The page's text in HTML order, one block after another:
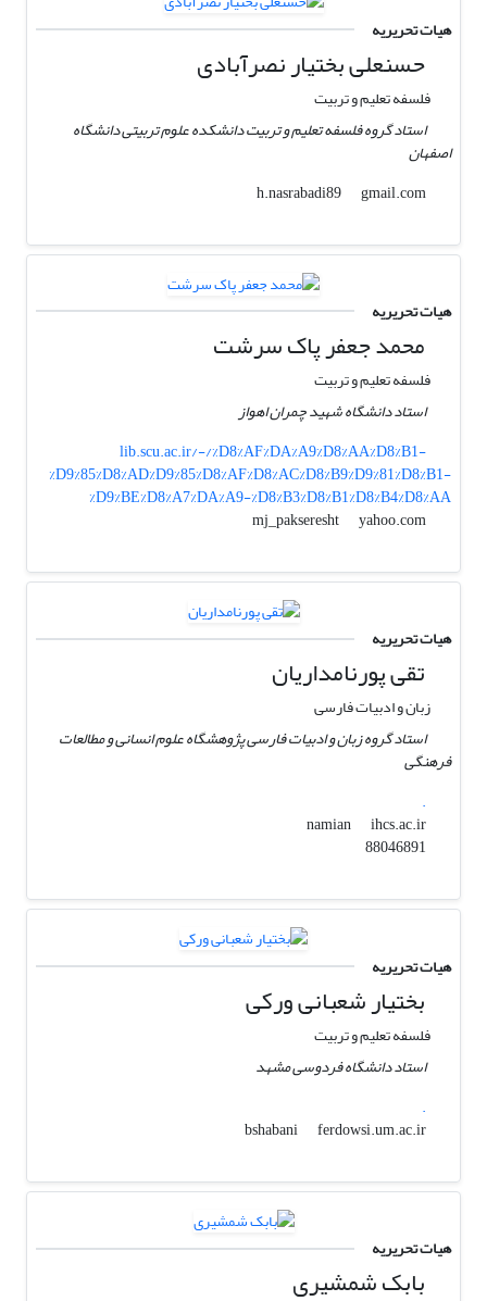
هیات تحریریه
حسنعلی بختیار نصرآبادی
فلسفه تعلیم و تربیت
استاد گروه فلسفه تعلیم و تربیت دانشکده علوم تربیتی دانشگاه
اصفهان
h.nasrabadi89
gmail.com
هیات تحریریه
محمد جعفر پاک سرشت
فلسفه تعلیم و تربیت
استاد دانشگاه شهید چمران اهواز
lib.scu.ac.ir/-/%D8%AF%DA%A9%D8%AA%D8%B1-
%D9%85%D8%AD%D9%85%D8%AF%D8%AC%D8%B9%D9%81%D8%B1-
%D9%BE%D8%A7%DA%A9-%D8%B3%D8%B1%D8%B4%D8%AA
mj_pakseresht
yahoo.com
هیات تحریریه
تقی پورنامداریان
زبان و ادبیات فارسی
استاد گروه زبان و ادبیات فارسی پژوهشگاه علوم انسانی و مطالعات
فرهنگی
.
namian
ihcs.ac.ir
هیات تحریریه
بختیار شعبانی ورکی
فلسفه تعلیم و تربیت
استاد دانشگاه فردوسی مشهد
.
bshabani
ferdowsi.um.ac.ir
هیات تحریریه
بابک شمشیری